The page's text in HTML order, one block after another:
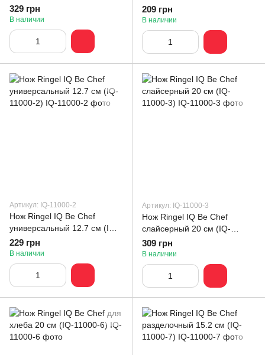
11000-5)
329 грн
В наличии
209 грн
В наличии
Артикул: IQ-11000-2
Нож Ringel IQ Be Chef
универсальный 12.7 см (IQ-
11000-2)
229 грн
В наличии
Артикул: IQ-11000-3
Нож Ringel IQ Be Chef
слайсерный 20 см (IQ-
11000-3)
309 грн
В наличии